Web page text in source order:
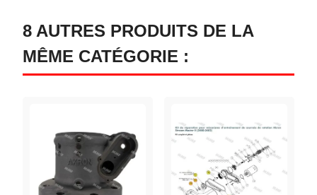
8 AUTRES PRODUITS DE LA
MÊME CATÉGORIE :